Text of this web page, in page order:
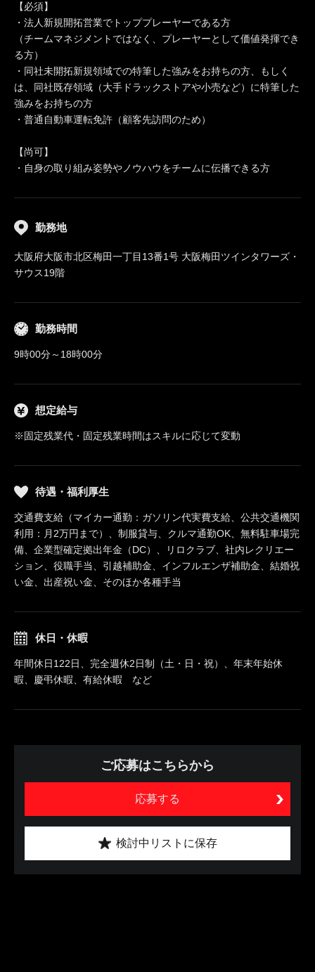
【必須】
・法人新規開拓営業でトッププレーヤーである方
（チームマネジメントではなく、プレーヤーとして価値発揮でき
る方）
・同社未開拓新規領域での特筆した強みをお持ちの方、もしく
は、同社既存領域（大手ドラックストアや小売など）に特筆した
強みをお持ちの方
・普通自動車運転免許（顧客先訪問のため）
【尚可】
・自身の取り組み姿勢やノウハウをチームに伝播できる方
勤務地
大阪府大阪市北区梅田一丁目13番1号 大阪梅田ツインタワーズ・
サウス19階
勤務時間
9時00分～18時00分
想定給与
※固定残業代・固定残業時間はスキルに応じて変動
待遇・福利厚生
交通費支給（マイカー通勤：ガソリン代実費支給、公共交通機関
利用：月2万円まで）、制服貸与、クルマ通勤OK、無料駐車場完
備、企業型確定拠出年金（DC）、リロクラブ、社内レクリエー
ション、役職手当、引越補助金、インフルエンザ補助金、結婚祝
い金、出産祝い金、そのほか各種手当
休日・休暇
年間休日122日、完全週休2日制（土・日・祝）、年末年始休
暇、慶弔休暇、有給休暇 など
ご応募はこちらから
応募する
検討中リストに保存